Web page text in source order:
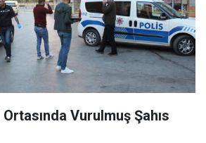
Vurulmuş Şahıs